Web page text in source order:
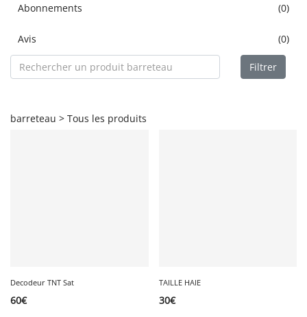
Abonnements (0)
Avis (0)
Filtrer
barreteau > Tous les produits
Decodeur TNT Sat
60€
TAILLE HAIE
30€